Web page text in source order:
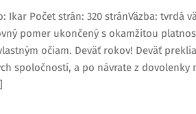
Ikar Počet strán: 320 stránVäzba: tvrdá
pomer ukončený s okamžitou
očiam. Deväť rokov! Deväť
spoločností, a po návrate z dovolenky